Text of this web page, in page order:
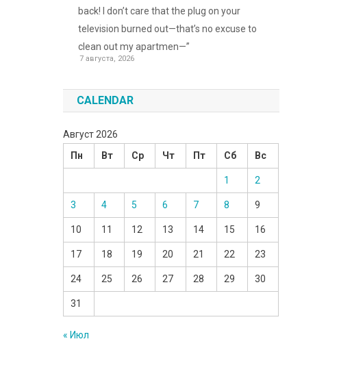
back! I don’t care that the plug on your
television burned out—that’s no excuse to
clean out my apartmen—”
7 августа, 2026
CALENDAR
Август 2026
Пн
Вт Ср Чт Пт Сб Вс
1 2
3 4 5 6 7 8 9
10 11 12 13 14 15 16
17 18 19 20 21 22 23
24 25 26 27 28 29 30
31
« Июл